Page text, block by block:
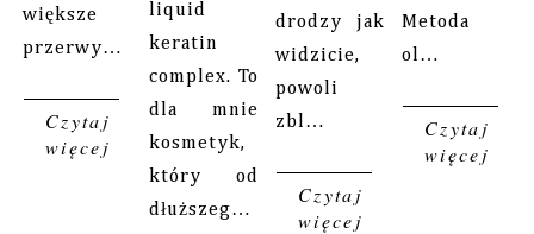
większe
przerwy…
Czytaj
więcej
liquid
keratin
complex. To
dla mnie
kosmetyk,
który od
dłuższeg…
drodzy jak
widzicie,
powoli
zbl…
Czytaj
więcej
Metoda
ol…
Czytaj
więcej